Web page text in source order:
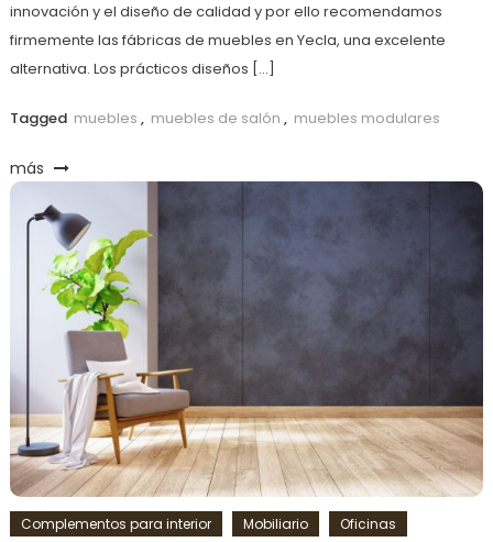
innovación y el diseño de calidad y por ello recomendamos
firmemente las fábricas de muebles en Yecla, una excelente
alternativa. Los prácticos diseños […]
Tagged muebles , muebles de salón , muebles modulares
más
Complementos para interior Mobiliario Oficinas